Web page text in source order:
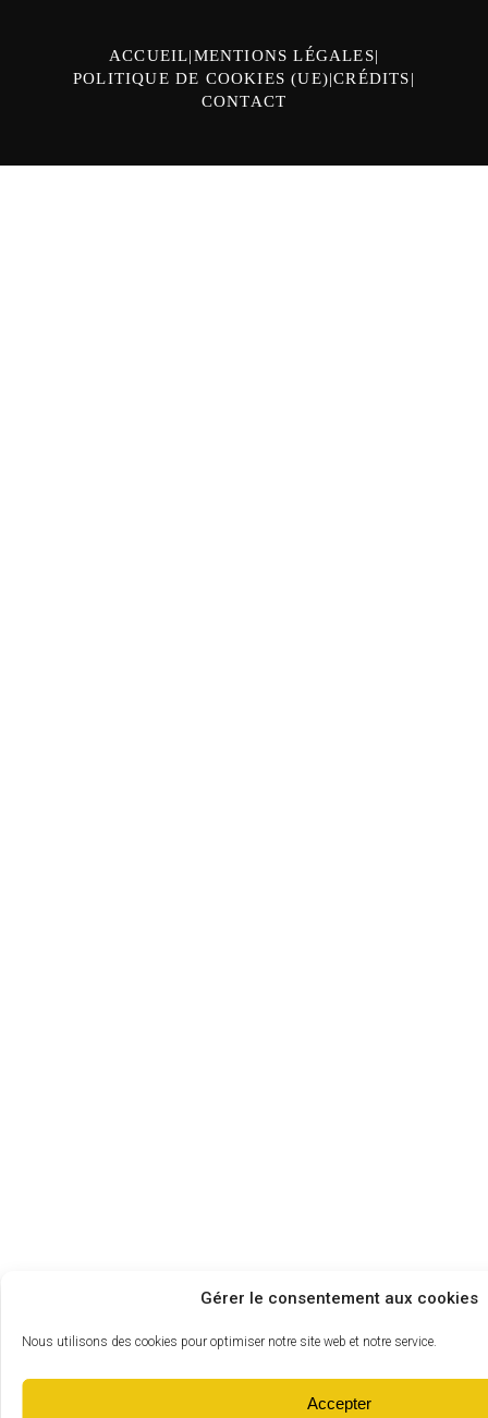
Gérer le consentement aux cookies
Nous utilisons des cookies pour optimiser notre site web et notre service.
Accepter
ACCUEIL MENTIONS LÉGALES
POLITIQUE DE COOKIES (UE) CRÉDITS
CONTACT